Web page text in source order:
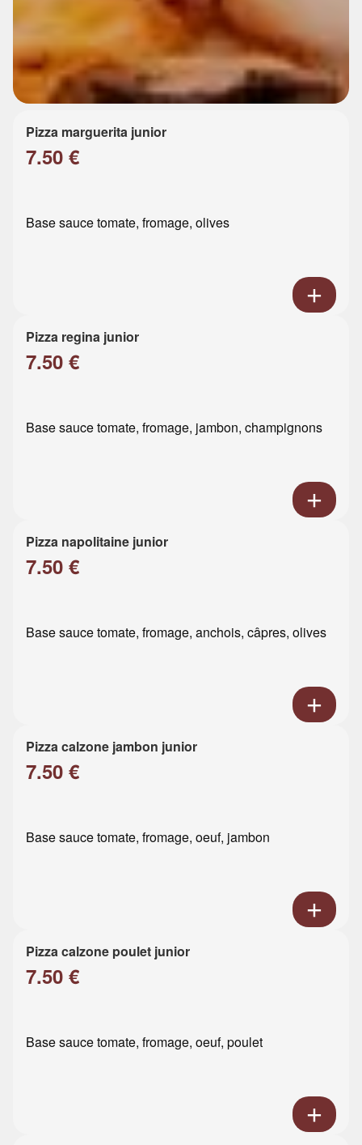
Pizza marguerita junior
7.50 €
Base sauce tomate, fromage, olives
Pizza regina junior
7.50 €
Base sauce tomate, fromage, jambon, champignons
Pizza napolitaine junior
7.50 €
Base sauce tomate, fromage, anchois, câpres, olives
Pizza calzone jambon junior
7.50 €
Base sauce tomate, fromage, oeuf, jambon
Pizza calzone poulet junior
7.50 €
Base sauce tomate, fromage, oeuf, poulet